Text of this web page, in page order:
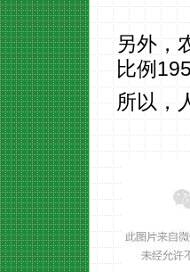
另外，
比例
所以，